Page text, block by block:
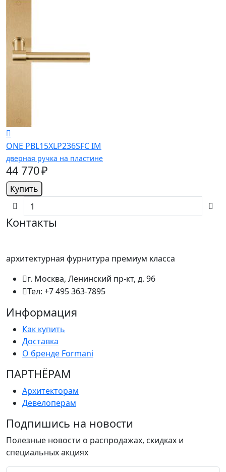
ONE PBL15XLP236SFC IM
дверная ручка на пластине
44 770 ₽
Купить
Контакты
архитектурная фурнитура премиум класса
г. Москва, Ленинский пр-кт, д. 96
Тел: +7 495 363-7895
Информация
Как купить
Доставка
О бренде Formani
ПАРТНËРАМ
Архитекторам
Девелоперам
Подпишись на новости
Полезные новости о распродажах, скидках и
специальных акциях